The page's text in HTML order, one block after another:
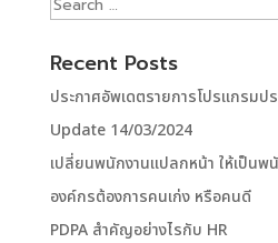
Recent Posts
ประกาศอัพเดตรายการโปรแกรมป
Update 14/03/2024
เปลี่ยนพนักงานแปลกหน้า ให้เป็นพ
องค์กรต้องการคนเก่ง หรือคนดี
PDPA สำคัญอย่างไรกับ HR